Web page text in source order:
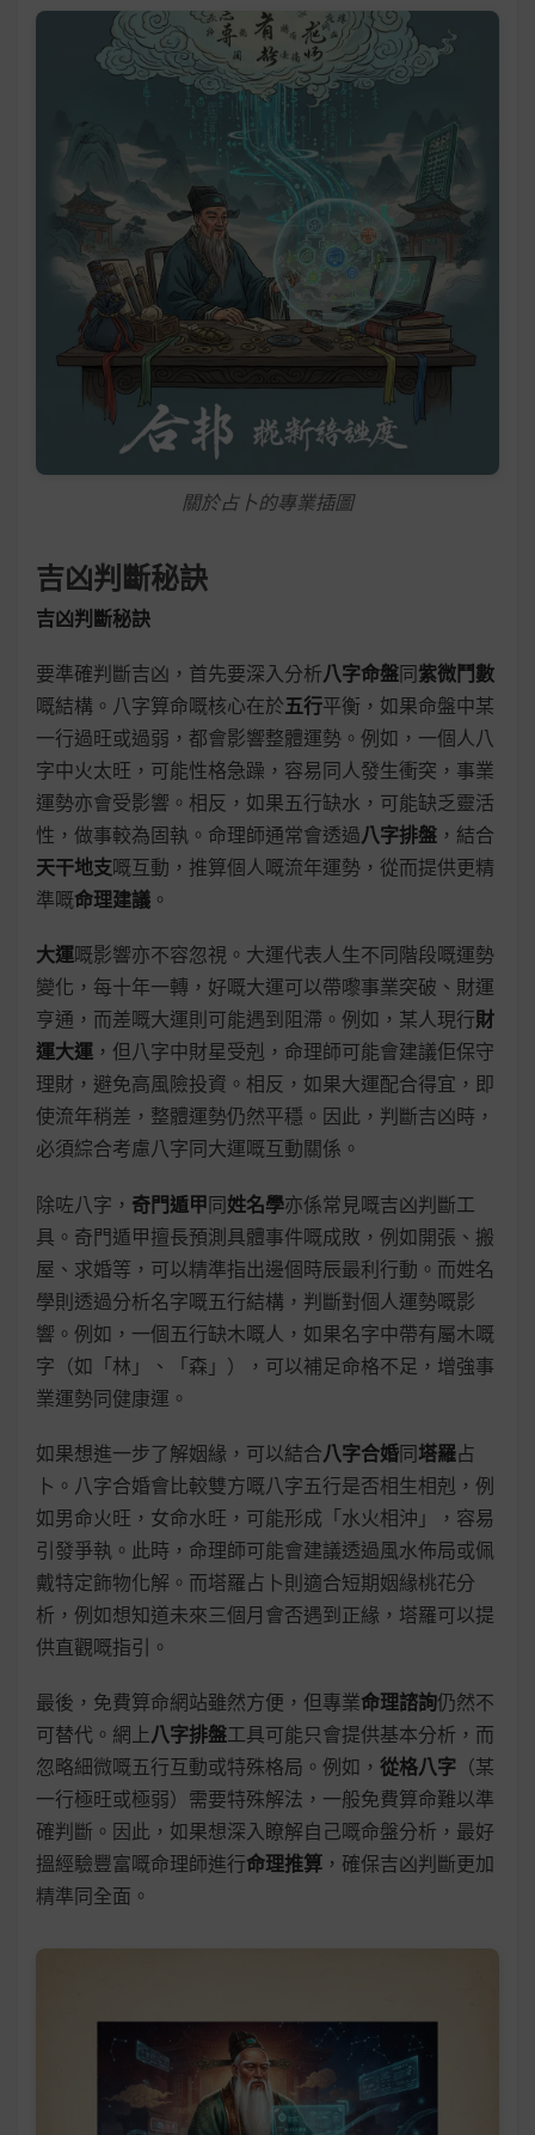
關於占卜的專業插圖
吉凶判斷秘訣
吉凶判斷秘訣
要準確判斷吉凶，首先要深入分析八字命盤同紫微鬥數
嘅結構。八字算命嘅核心在於五行平衡，如果命盤中某
一行過旺或過弱，都會影響整體運勢。例如，一個人八
字中火太旺，可能性格急躁，容易同人發生衝突，事業
運勢亦會受影響。相反，如果五行缺水，可能缺乏靈活
性，做事較為固執。命理師通常會透過八字排盤 ，結合
天干地支嘅互動，推算個人嘅流年運勢，從而提供更精
準嘅命理建議 。
大運嘅影響亦不容忽視。大運代表人生不同階段嘅運勢
變化，每十年一轉，好嘅大運可以帶嚟事業突破、財運
亨通，而差嘅大運則可能遇到阻滯。例如，某人現行財
運大運 ，但八字中財星受剋，命理師可能會建議佢保守
理財，避免高風險投資。相反，如果大運配合得宜，即
使流年稍差，整體運勢仍然平穩。因此，判斷吉凶時，
必須綜合考慮八字同大運嘅互動關係。
除咗八字， 奇門遁甲同姓名學亦係常見嘅吉凶判斷工
具。奇門遁甲擅長預測具體事件嘅成敗，例如開張、搬
屋、求婚等，可以精準指出邊個時辰最利行動。而姓名
學則透過分析名字嘅五行結構，判斷對個人運勢嘅影
響。例如，一個五行缺木嘅人，如果名字中帶有屬木嘅
字（如「林」、「森」），可以補足命格不足，增強事
業運勢同健康運。
如果想進一步了解姻緣，可以結合八字合婚同塔羅占
卜。八字合婚會比較雙方嘅八字五行是否相生相剋，例
如男命火旺，女命水旺，可能形成「水火相沖」，容易
引發爭執。此時，命理師可能會建議透過風水佈局或佩
戴特定飾物化解。而塔羅占卜則適合短期姻緣桃花分
析，例如想知道未來三個月會否遇到正緣，塔羅可以提
供直觀嘅指引。
最後，免費算命網站雖然方便，但專業命理諮詢仍然不
可替代。網上 八字排盤工具可能只會提供基本分析，而
忽略細微嘅五行互動或特殊格局。例如， 從格八字 （某
一行極旺或極弱）需要特殊解法，一般免費算命難以準
確判斷。因此，如果想深入瞭解自己嘅命盤分析，最好
搵經驗豐富嘅命理師進行命理推算 ，確保吉凶判斷更加
精準同全面。